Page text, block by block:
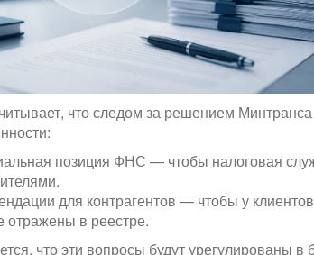
что следом за решением
позиция ФНС — чтобы налоговая
для контрагентов — чтобы у
отражены в реестре.
что эти вопросы будут